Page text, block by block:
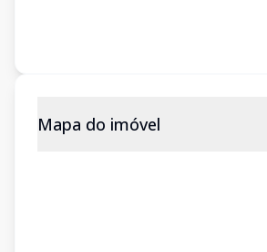
Mapa do imóvel